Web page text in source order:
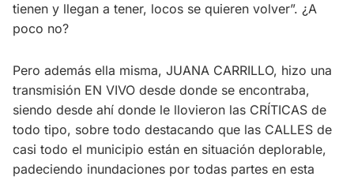
tienen y llegan a tener, locos se quieren volver”. ¿A
poco no?
Pero además ella misma, JUANA CARRILLO, hizo una
transmisión EN VIVO desde donde se encontraba,
siendo desde ahí donde le llovieron las CRÍTICAS de
todo tipo, sobre todo destacando que las CALLES de
casi todo el municipio están en situación deplorable,
padeciendo inundaciones por todas partes en esta